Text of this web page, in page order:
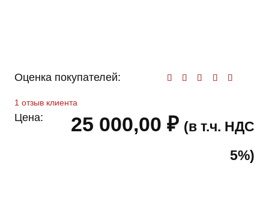
Оценка покупателей:
1 отзыв клиента
Цена: 25 000,00 ₽ (в т.ч. НДС
5%)